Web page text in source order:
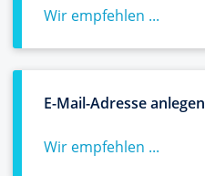
Wir empfehlen ...
E-Mail-Adresse anlegen
Wir empfehlen ...